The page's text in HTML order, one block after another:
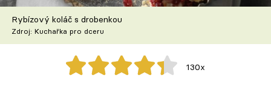
Speciál: Cuketa
Těhotnej kuchař
Rybízový koláč s drobenkou
Zdroj: Kuchařka pro dceru
130x